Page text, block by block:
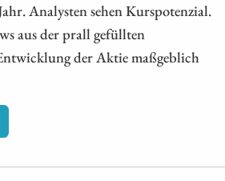
Analysten sehen Kurspotenzial.
aus der prall gefüllten
der Aktie maßgeblich